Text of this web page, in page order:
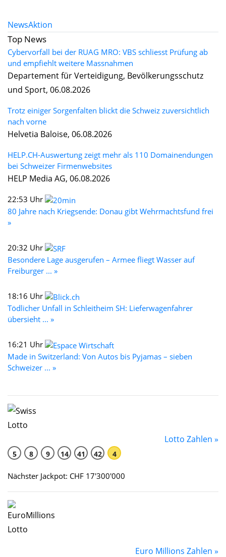
NewsAktion
Top News
Cybervorfall bei der RUAG MRO: VBS schliesst Prüfung ab
und empfiehlt weitere Massnahmen
Departement für Verteidigung, Bevölkerungsschutz
und Sport, 06.08.2026
Trotz einiger Sorgenfalten blickt die Schweiz zuversichtlich
nach vorne
Helvetia Baloise, 06.08.2026
HELP.CH-Auswertung zeigt mehr als 110 Domainendungen
bei Schweizer Firmenwebsites
HELP Media AG, 06.08.2026
22:53 Uhr
80 Jahre nach Kriegsende: Donau gibt Wehrmachtsfund frei
»
20:32 Uhr
Besondere Lage ausgerufen – Armee fliegt Wasser auf
Freiburger ... »
18:16 Uhr
Tödlicher Unfall in Schleitheim SH: Lieferwagenfahrer
übersieht ... »
16:21 Uhr
Made in Switzerland: Von Autos bis Pyjamas – sieben
Schweizer ... »
Lotto Zahlen »
5 8 9 14 41 42 4
Nächster Jackpot: CHF 17'300'000
Euro Millions Zahlen »